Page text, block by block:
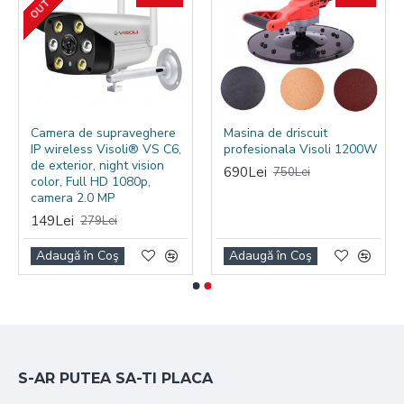
Camera de supraveghere
IP wireless Visoli® VS C6,
de exterior, night vision
color, Full HD 1080p,
camera 2.0 MP
149Lei 279Lei
Adaugă în Coş
Masina de driscuit
profesionala Visoli 1200W
690Lei 750Lei
Adaugă în Coş
S-AR PUTEA SA-TI PLACA